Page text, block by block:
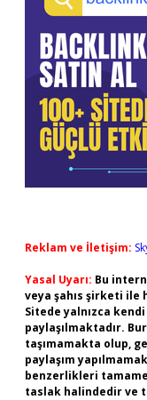
Reklam ve İletişim:
Yasal Uyarı: Bu
veya şahıs şirketi ile
Sitede yalnızca
paylaşılmaktadır.
taşımamakta olup,
paylaşım
benzerlikleri
taslak halindedir ve